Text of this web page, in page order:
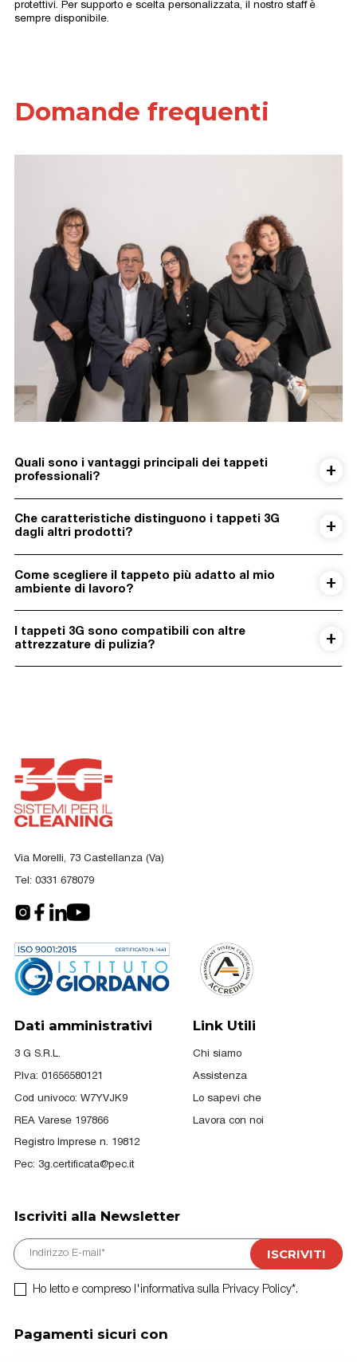
protettivi. Per supporto e scelta personalizzata, il nostro staff è
sempre disponibile.
Domande frequenti
Quali sono i vantaggi principali dei tappeti
professionali?
Che caratteristiche distinguono i tappeti 3G
dagli altri prodotti?
Come scegliere il tappeto più adatto al mio
ambiente di lavoro?
I tappeti 3G sono compatibili con altre
attrezzature di pulizia?
Via Morelli, 73 Castellanza (Va)
Tel: 0331 678079
Dati amministrativi
3 G S.R.L.
P.Iva: 01656580121
Cod univoco: W7YVJK9
REA Varese 197866
Registro Imprese n. 19812
Pec: 3g.certificata@pec.it
Link Utili
Chi siamo
Assistenza
Lo sapevi che
Lavora con noi
Iscriviti alla Newsletter
E-mail
ISCRIVITI
Ho letto e compreso l'informativa sulla Privacy Policy*.
Pagamenti sicuri con